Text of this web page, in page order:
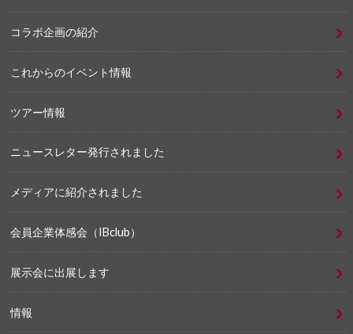
コラボ企画の紹介
これからのイベント情報
ツアー情報
ニュースレター発行されました
メディアに紹介されました
会員企業体感会（IBclub）
展示会に出展します
情報